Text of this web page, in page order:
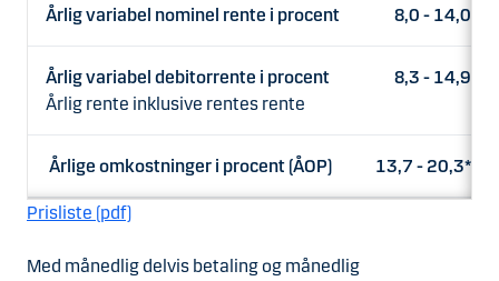
Årlig variabel nominel rente i procent 8,0 - 14,0
Årlig variabel debitorrente i procent
Årlig rente inklusive rentes rente
8,3 - 14,9
Årlige omkostninger i procent (ÅOP) 13,7 - 20,3*
Prisliste (pdf)
Med månedlig delvis betaling og månedlig